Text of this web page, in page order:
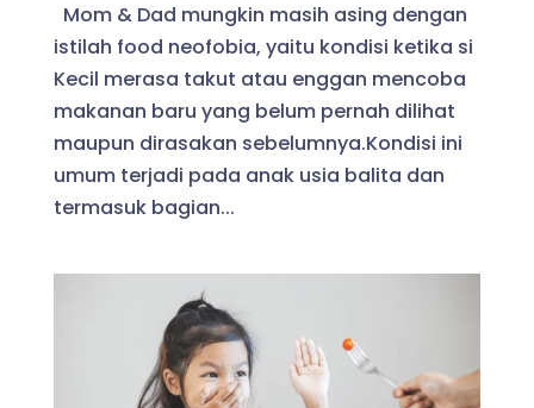
Mom & Dad mungkin masih asing dengan
istilah food neofobia, yaitu kondisi ketika si
Kecil merasa takut atau enggan mencoba
makanan baru yang belum pernah dilihat
maupun dirasakan sebelumnya.Kondisi ini
umum terjadi pada anak usia balita dan
termasuk bagian...